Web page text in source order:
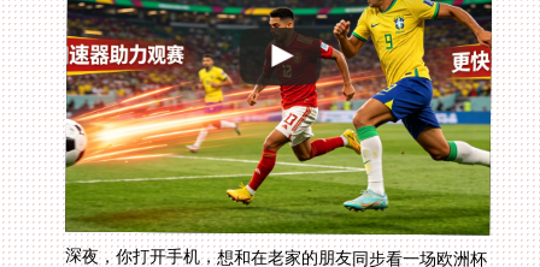
深夜，你打开手机，想和在老家的朋友同步看一场欧洲杯
焦点战，却发现熟悉的直播平台弹出冰冷的提示：“当前
地区无法播放”。这大概是许多留学生、海外工作者最熟
悉的挫败感。在海外怎么看欧洲杯、NBA或中超，已经成
了一个技术活。问题根源在于版权和地区许可，平台通过
IP地址识别你的位置，将你拒之门外。别急，这篇文章就
是为你准备的解决方案全指南，核心就在于选择一款靠谱
的回国加速器，它能帮你“虚拟回国”，轻松绕过这些限